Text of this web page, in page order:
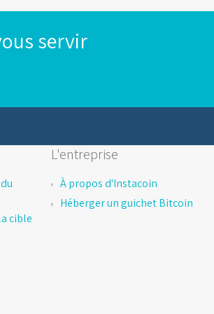
servir
cible
L'entreprise
À propos d'Instacoin
Héberger un guichet Bitcoin